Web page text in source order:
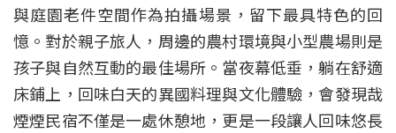
與庭園老件空間作為拍攝場景，留下最具特色的回
憶。對於親子旅人，周邊的農村環境與小型農場則是
孩子與自然互動的最佳場所。當夜幕低垂，躺在舒適
床鋪上，回味白天的異國料理與文化體驗，會發現哉
煙煙民宿不僅是一處休憩地，更是一段讓人回味悠長